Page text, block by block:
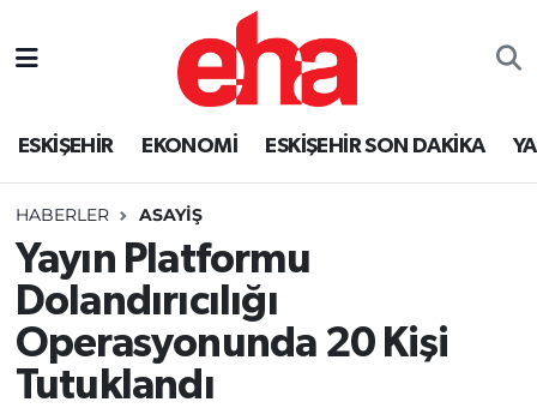
ESKİŞEHİR EKONOMİ ESKİŞEHİR SON DAKİKA
HABERLER ASAYİŞ
Yayın Platformu
Dolandırıcılığı
Operasyonunda 20 Kişi
Tutuklandı